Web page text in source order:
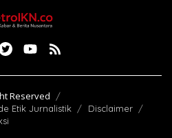
Reserved
Etik Jurnalistik
Disclaimer